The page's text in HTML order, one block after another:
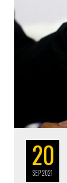
20
SEP2021